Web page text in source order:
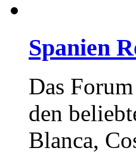
Spanien
Das
den
Blanca,